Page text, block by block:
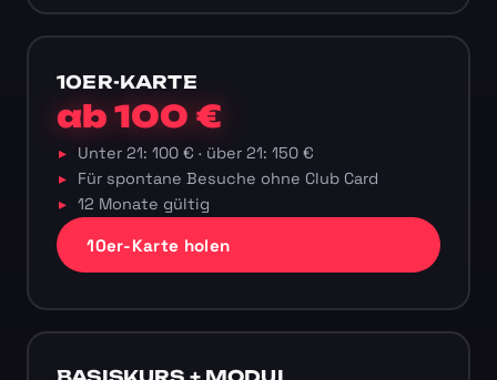
10ER-KARTE
ab 100 €
Unter 21: 100 € · über 21: 150 €
Für spontane Besuche ohne Club Card
12 Monate gültig
10er-Karte holen